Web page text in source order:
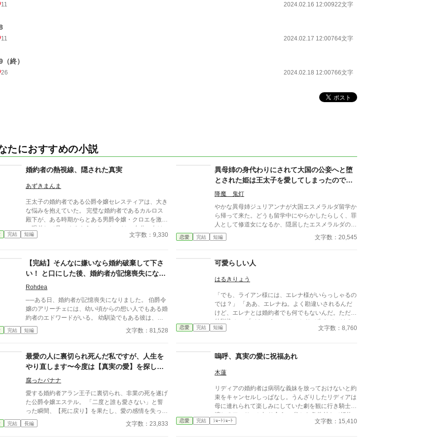
11 2024.02.16 12:00922文字
11 2024.02.17 12:00764文字
（終）
26 2024.02.18 12:00766文字
たにおすすめの小説
婚約者の熱視線、隠された真実
あずきまんま
王太子の婚約者である公爵令嬢セレスティアは、大き
な悩みを抱えていた。 完璧な婚約者であるカルロス
殿下が、ある時期からとある男爵令嬢・クロエを激し
い眼差しで見つめるようになったのだ。 自分に向け
られる優しさは単なる「義務感」によるものと思い込
「運命の恋」と勘違いしたクロエは次第に増長し、華
やかな創立記念パーティーの場でセレスティアを追い
目を離せなかったのには、誰にも言えない“とんでも
ない理由”があった——！ 勘違いとすれ違いから始ま
る、衝撃の結末をお見逃しなく！
完結 短編 文字数：9,330
異母姉の身代わりにされて大国の公妾へと堕
とされた姫は王太子を愛してしまったので逃
げます。えっ？番？番ってなんですか？執着
降魔 鬼灯
やかな異母姉ジュリアンナが大国エスメラルダ留学か
ら帰って来た。どうも留学中にやらかしたらしく、罪
人として修道女になるか、隠居したエスメラルダの先
代王の公妾として生きるかを迫られていた。 しか
し、ジュリアンナに弱い父王と側妃は、亡くなった正
粗末な馬車に乗って罪人としてエスメラルダに向かう
そうになる。 危機一髪、助けに来た王太子に番とし
ないアリアは公妾として抱かれていると誤解してい
て……。 すれ違う２人の想いは？
恋愛 完結 短編 文字数：20,545
【完結】そんなに嫌いなら婚約破棄して下さ
い！ と口にした後、婚約者が記憶喪失になり
まして
Rohdea
──ある日、婚約者が記憶喪失になりました。 伯爵令
嬢のアリーチェには、幼い頃からの想い人でもある婚
約者のエドワードがいる。 幼馴染でもある彼は、あ
る日を境に無口で無愛想な人に変わってしまってい
た。 素っ気無い態度を取られても一途にエドワード
心にも無い言葉……婚約破棄を口走ってしまう。 だ
けど、その事を謝る前にエドワードが事故にあってし
まい、目を覚ました彼はこれまでの記憶を全て失って
いた。 記憶を失ったエドワードは、まるで昔の彼に
戻ったかのように優しく、 また婚約者のアリーチェ
を一途に愛してくれるようになったけど──…… そし
てある日、一人の女性がエドワードを訪ねて来る。
※婚約者をざまぁする話ではありません ※2022.1.1
“謎の女”が登場したのでタグ追加しました
完結 短編 文字数：81,528
可愛らしい人
はるきりょう
「でも、ライアン様には、エレナ様がいらっしゃるの
では？」 「ああ、エレナね。よく勘違いされるんだ
けど、エレナとは婚約者でも何でもないんだ。ただの
幼馴染み」 「それにあいつはひとりで生きていける
から」 女性ながらに剣術を学ぶエレナは可愛げがな
か？」 「今日の夜会のパートナーはお決まりです
れていたことを思い出した。いつものとおりライアン
たのだ。 「……いいえ」 当日の欠席は著しく評価
を下げる。今後、家庭教師として仕事をしていきたい
と考えるのであれば、父親か兄に頼んででも行った方
がいいだろう。 「よければ僕と一緒に行きません
恋愛 完結 短編 文字数：8,760
最愛の人に裏切られ死んだ私ですが、人生を
やり直します〜今度は【真実の愛】を探し、
元婚約者の後悔を笑って見届ける〜
腐ったバナナ
愛する婚約者アラン王子に裏切られ、非業の死を遂げ
た公爵令嬢エステル。 「二度と誰も愛さない」と誓
った瞬間、【死に戻り】を果たし、愛の感情を失った
冷徹な復讐者として覚醒する。 エステルの標的は、
自分を裏切った元婚約者と仲間たち。彼女は未来の知
完結 長編 文字数：23,833
嗚呼、真実の愛に祝福あれ
木蓮
リディアの婚約者は病弱な義妹を放っておけないと約
束をキャンセルしっぱなし。うんざりしたリディアは
母に連れられて楽しみにしていた劇を観に行き騎士を
演じるアーサーと知り合う。 父から条件付きで婚約
者との婚約解消の許可をもらったリディアはせっせと
恋愛 完結 ｼｮｰﾄｼｮｰﾄ 文字数：15,410